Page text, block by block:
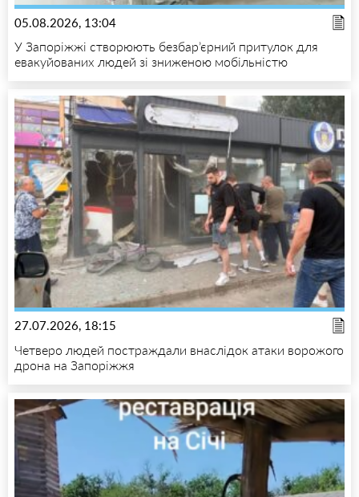
05.08.2026, 13:04
У Запоріжжі створюють безбар’єрний притулок для
евакуйованих людей зі зниженою мобільністю
27.07.2026, 18:15
Четверо людей постраждали внаслідок атаки ворожого
дрона на Запоріжжя